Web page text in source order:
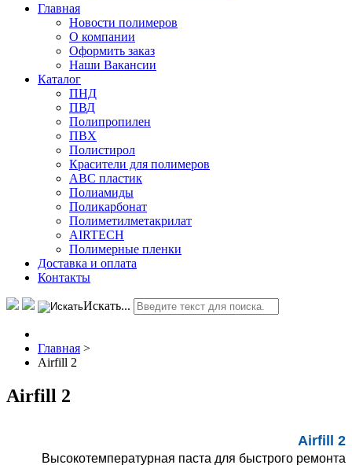
Главная
Новости полимеров
О компании
Оформить заказ
Наши Вакансии
Каталог
ПНД
ПВД
Полипропилен
ПВХ
Полистирол
Красители для полимеров
АВС пластик
Полиамиды
Поликарбонат
Полиметилметакрилат
AIRTECH
Полимерные пленки
Доставка и оплата
Контакты
Искать...
Главная >
Airfill 2
Airfill 2
Airfill 2
Высокотемпературная паста для быстрого ремонта